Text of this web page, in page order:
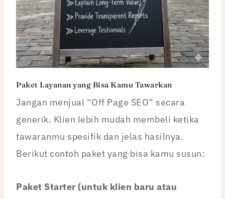
Paket Layanan yang Bisa Kamu Tawarkan
Jangan menjual “Off Page SEO” secara
generik. Klien lebih mudah membeli ketika
tawaranmu spesifik dan jelas hasilnya.
Berikut contoh paket yang bisa kamu susun:
Paket Starter (untuk klien baru atau